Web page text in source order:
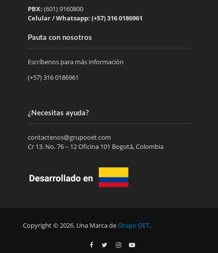
PBX: (601) 9160800
Celular / Whatsapp: (+57) 316 0186961
Pauta con nosotros
Escríbenos para más información
(+57) 316 0186961
¿Necesitas ayuda?
contactenos@grupooet.com
Cr 13. No. 76 – 12 Oficina 101 Bogotá, Colombia
Copyright © 2026. Una Marca deGrupo OET.